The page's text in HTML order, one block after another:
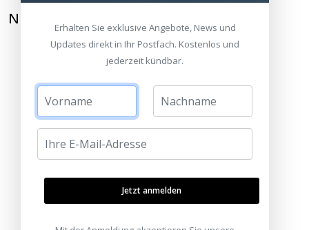
NEWSLETTER ABONNIEREN
Erhalten Sie exklusive Angebote, News und
Updates direkt in Ihr Postfach. Kostenlos und
jederzeit kündbar.
Jetzt anmelden